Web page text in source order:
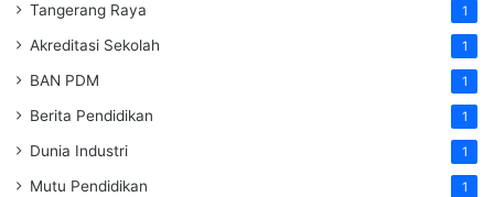
Tangerang Raya 1
Akreditasi Sekolah 1
BAN PDM 1
Berita Pendidikan 1
Dunia Industri 1
Mutu Pendidikan 1